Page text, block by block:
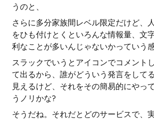
うのと、
さらに多分家族間レベル限定だけど、
をひも付けとくといろんな情報量、文
利なことが多いんじゃないかっていう
スラックでいうとアイコンでコメント
て出るから、誰がどういう発言をして
見えるけど、それをその簡易的にやっ
うノリかな?
そうだね。それだとどのサービスで、